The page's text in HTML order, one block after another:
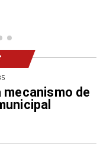
mecanismo de